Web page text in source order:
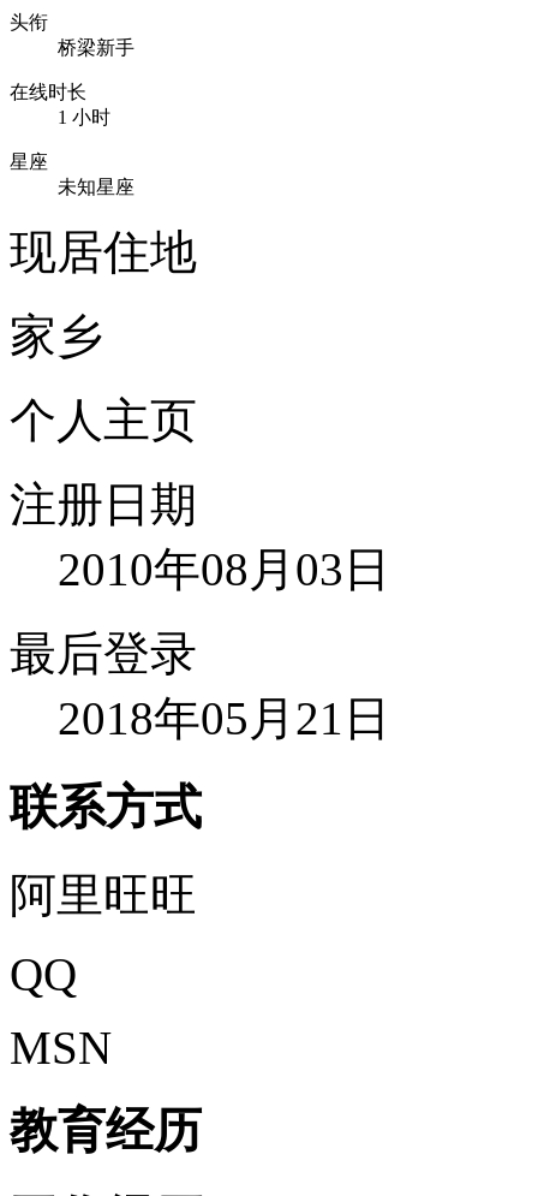
头衔
桥梁新手
在线时长
1 小时
星座
未知星座
现居住地
家乡
个人主页
注册日期
2010年08月03日
最后登录
2018年05月21日
联系方式
阿里旺旺
QQ
MSN
教育经历